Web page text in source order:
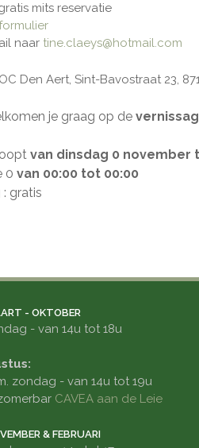
mits reservatie
formulier
naar tine.claeys@hotmail.com
Den Aert, Sint-Bavostraat 23,
je graag op de
van dinsdag 0 november
0 van 00:00 tot 00:00
: gratis
- OKTOBER
- van 14u tot 18u
zondag - van 14u tot 19u
CAVEA aan de Leie
& FEBRUARI